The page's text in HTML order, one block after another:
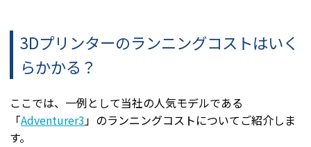
3Dプリンターのランニングコストはいく
らかかる？
ここでは、一例として当社の人気モデルである
「Adventurer3」のランニングコストについてご紹介しま
す。